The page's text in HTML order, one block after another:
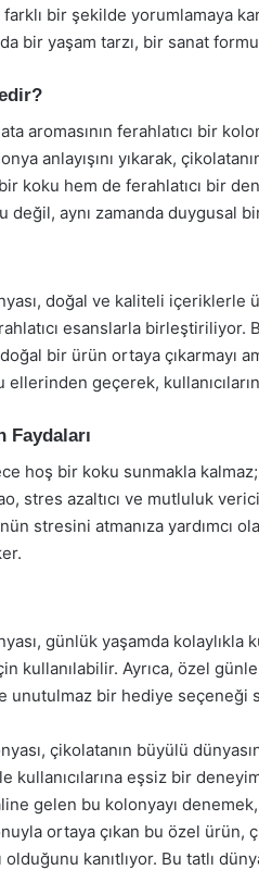
bir şekilde yorumlamaya
bir yaşam tarzı, bir sanat
aromasının ferahlatıcı bir
anlayışını yıkarak,
bir koku hem de ferahlatıcı bir
değil, aynı zamanda duygusal
doğal ve kaliteli
esanslarla birleştiriliyor.
bir ürün ortaya çıkarmayı
ellerinden geçerek,
Faydaları
hoş bir koku sunmakla
stres azaltıcı ve mutluluk
stresini atmanıza yardımcı
günlük yaşamda
kullanılabilir. Ayrıca, özel
unutulmaz bir hediye seçeneği
çikolatanın büyülü
kullanıcılarına eşsiz bir
gelen bu kolonyayı
ortaya çıkan bu özel ürün,
kanıtlıyor. Bu tatlı